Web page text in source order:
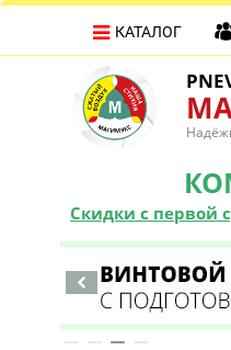
Скидки с первой
КАТАЛОГ